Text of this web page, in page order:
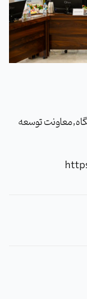
دانشگاه,معاونت توسعه